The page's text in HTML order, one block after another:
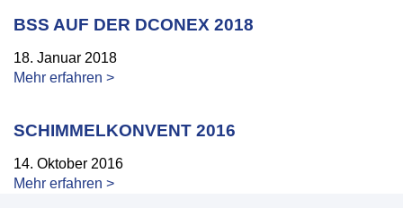
BSS AUF DER DCONEX 2018
18. Januar 2018
Mehr erfahren >
SCHIMMELKONVENT 2016
14. Oktober 2016
Mehr erfahren >